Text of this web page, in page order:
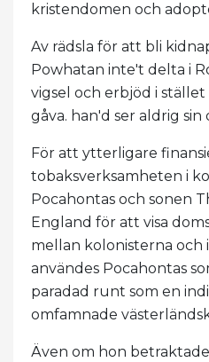
kristendomen och
Av rädsla för att bli
Powhatan inte't delta i
vigsel och erbjöd i
gåva. han'd ser aldrig
För att ytterligare
tobaksverksamheten i
Pocahontas och sonen
England för att visa
mellan kolonisterna och
användes Pocahontas
paradad runt som en
omfamnade
Även om hon